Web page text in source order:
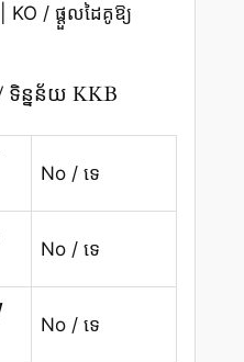
/ ផ្តួលដៃគូឱ្យ
ទិន្នន័យ KKB
No / ទេ
No / ទេ
No / ទេ